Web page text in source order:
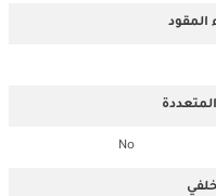
المقود
No